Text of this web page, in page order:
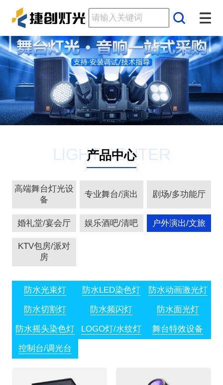
产品中心
LIGHT CENTER
高端舞台灯光设
备
专业舞台/演出 剧场/多功能厅
婚礼堂/宴会厅 娱乐酒吧/清吧 户外演出/文旅
KTV包房/派对
房
防水光束灯 防水LED染色灯 防水动画激光灯
防水切割灯 防水频闪灯 防水面光灯
防水摇头染色灯 LOGO灯/水纹灯 舞台特效设备
控制台/调光台